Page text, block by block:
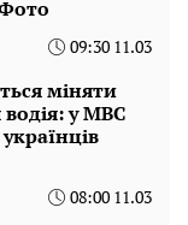
09:30 11.03
міняти
у МВС
08:00 11.03